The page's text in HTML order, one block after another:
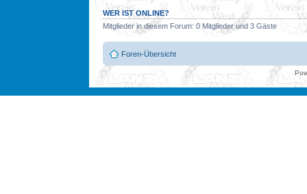
WER IST ONLINE?
Mitglieder in diesem Forum: 0 Mitglieder und 3 Gäste
Foren-Übersicht